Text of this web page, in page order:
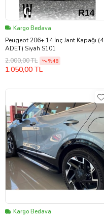
Kargo Bedava
Peugeot 206+ 14 İnç Jant Kapağı (4
ADET) Siyah S101
2.000,00 TL
%48
1.050,00 TL
Kargo Bedava